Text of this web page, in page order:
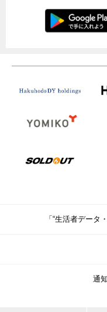
「“生活者データ
通